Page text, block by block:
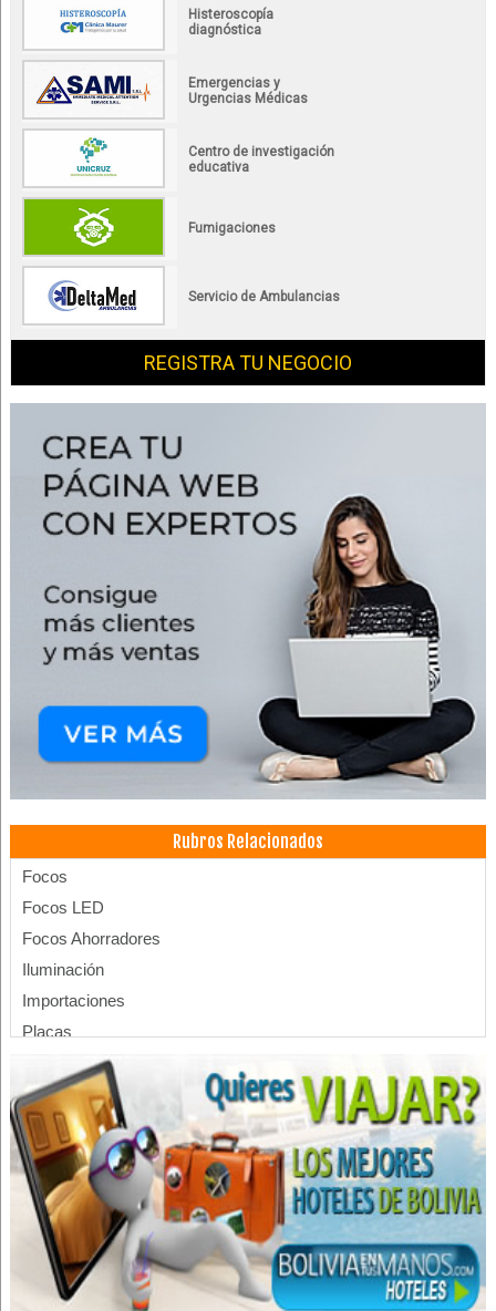
Histeroscopía
diagnóstica
Emergencias y
Urgencias Médicas
Centro de investigación
educativa
Fumigaciones
Servicio de Ambulancias
REGISTRA TU NEGOCIO
Rubros Relacionados
Focos
Focos LED
Focos Ahorradores
Iluminación
Importaciones
Placas
Reflectores
Lámparas
Iluminación industrial
Almacenes
Almacenaje
Bodegas
Galpones
Buses